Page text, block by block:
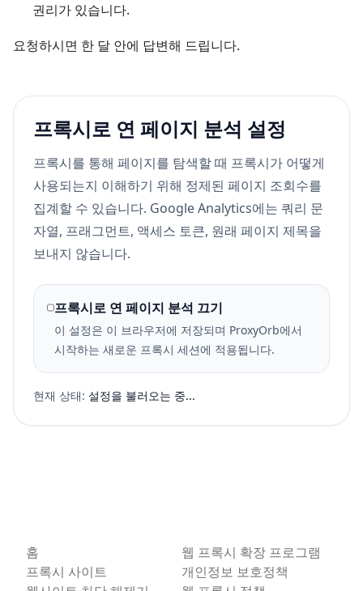
권리가 있습니다.
요청하시면 한 달 안에 답변해 드립니다.
프록시로 연 페이지 분석 설정
프록시를 통해 페이지를 탐색할 때 프록시가 어떻게
사용되는지 이해하기 위해 정제된 페이지 조회수를
집계할 수 있습니다. Google Analytics에는 쿼리 문
자열, 프래그먼트, 액세스 토큰, 원래 페이지 제목을
보내지 않습니다.
프록시로 연 페이지 분석 끄기
이 설정은 이 브라우저에 저장되며 ProxyOrb에서
시작하는 새로운 프록시 세션에 적용됩니다.
현재 상태: 설정을 불러오는 중...
홈
프록시 사이트
웹 프록시 확장 프로그램
개인정보 보호정책